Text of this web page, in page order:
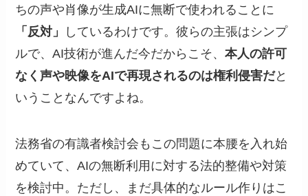
ちの声や肖像が生成AIに無断で使われることに
「反対」
しているわけです。彼らの主張はシンプ
ルで、AI技術が進んだ今だからこそ、本人の許可
なく声や映像をAIで再現されるのは権利侵害だと
いうことなんですよね。
法務省の有識者検討会もこの問題に本腰を入れ始
めていて、AIの無断利用に対する法的整備や対策
を検討中。ただし、まだ具体的なルール作りはこ